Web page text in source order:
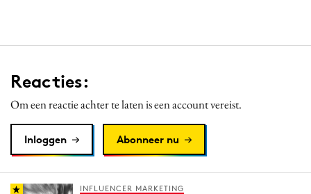
Reacties:
Om een reactie achter te laten is een account vereist.
Inloggen Abonneer nu
INFLUENCER MARKETING